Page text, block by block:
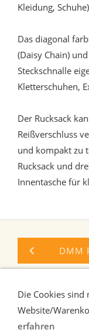
Kleidung,
Das diagonal
(Daisy Chain)
Steckschnalle
Kletterschuhen,
Der Rucksack
Reißverschluss
und kompakt zu
Rucksack und
Innentasche für
DMM
Die Cookies
Website/
erfahren